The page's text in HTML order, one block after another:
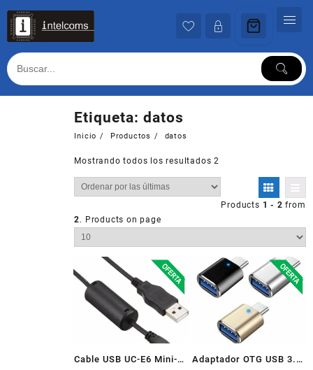
contenido
Etiqueta:datos
Inicio Productos datos
Mostrando todos los resultados 2
Products 1 - 2 from
2. Products on page
Cable USB UC-E6 Mini-B
Adaptador OTG USB 3.0